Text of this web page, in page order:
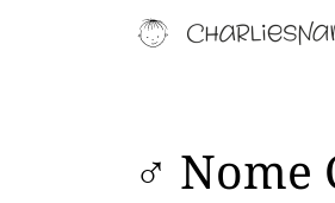
♂ Nome